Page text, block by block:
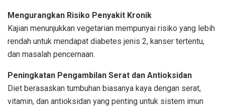
Mengurangkan Risiko Penyakit Kronik
Kajian menunjukkan vegetarian mempunyai risiko yang lebih
rendah untuk mendapat diabetes jenis 2, kanser tertentu,
dan masalah pencernaan.
Peningkatan Pengambilan Serat dan Antioksidan
Diet berasaskan tumbuhan biasanya kaya dengan serat,
vitamin, dan antioksidan yang penting untuk sistem imun